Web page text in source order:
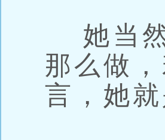
她当然
那么做
言，她